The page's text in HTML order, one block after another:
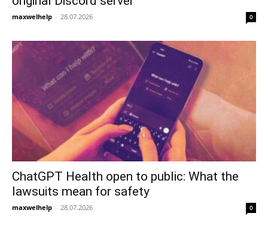
maxwelhelp - 28.07.2026 0
ChatGPT Health open to public: What the
lawsuits mean for safety
maxwelhelp - 28.07.2026 0